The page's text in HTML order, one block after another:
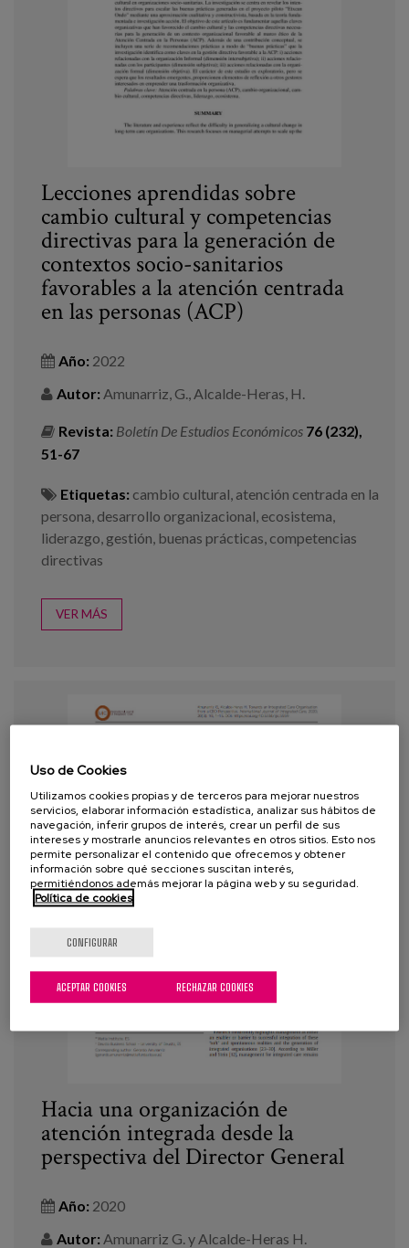
Trabaja con nosotros
Canal de denuncias
Lecciones aprendidas sobre
cambio cultural y competencias
directivas para la generación de
contextos socio-sanitarios
favorables a la atención centrada
en las personas (ACP)
Año: 2022
Autor: Amunarriz, G., Alcalde-Heras, H.
Revista: Boletín De Estudios Económicos 76 (232),
51-67
Etiquetas: cambio cultural, atención centrada en la
persona, desarrollo organizacional, ecosistema,
liderazgo, gestión, buenas prácticas, competencias
directivas
VER MÁS
Hacia una organización de
atención integrada desde la
perspectiva del Director General
Año: 2020
Autor: Amunarriz G. y Alcalde-Heras H.
Uso de Cookies
Utilizamos cookies propias y de terceros para mejorar nuestros
servicios, elaborar información estadística, analizar sus hábitos de
navegación, inferir grupos de interés, crear un perfil de sus
intereses y mostrarle anuncios relevantes en otros sitios. Esto nos
permite personalizar el contenido que ofrecemos y obtener
información sobre qué secciones suscitan interés,
permitiéndonos además mejorar la página web y su seguridad.
Política de cookies
CONFIGURAR
RECHAZAR COOKIES
ACEPTAR COOKIES